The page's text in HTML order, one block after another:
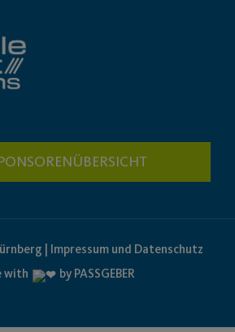
| Impressum und Datenschutz
with
by PASSGEBER